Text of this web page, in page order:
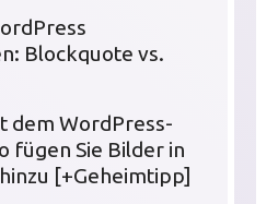
Blockquote vs.
dem WordPress-
fügen Sie Bilder in
[+Geheimtipp]